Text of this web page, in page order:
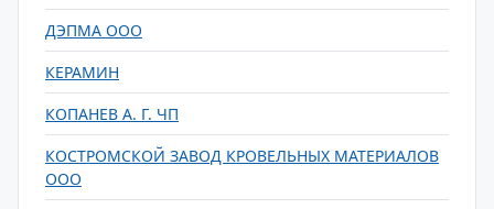
ДЭПМА ООО
КЕРАМИН
КОПАНЕВ А. Г. ЧП
КОСТРОМСКОЙ ЗАВОД КРОВЕЛЬНЫХ МАТЕРИАЛОВ
ООО